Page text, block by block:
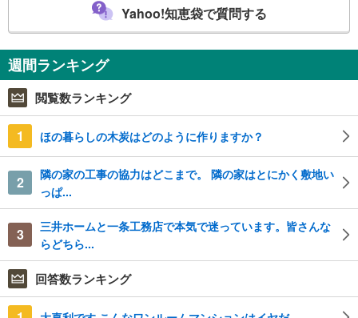
Yahoo!知恵袋で質問する
週間ランキング
閲覧数ランキング
1 ほの暮らしの木炭はどのように作りますか？
2
隣の家の工事の協力はどこまで。 隣の家はとにかく敷地い
っぱ...
3
三井ホームと一条工務店で本気で迷っています。皆さんな
らどちら...
回答数ランキング